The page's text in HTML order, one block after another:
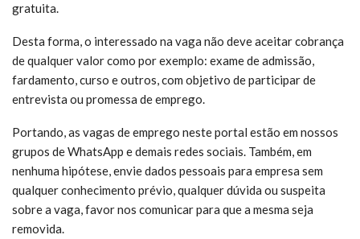
gratuita.
Desta forma, o interessado na vaga não deve aceitar cobrança
de qualquer valor como por exemplo: exame de admissão,
fardamento, curso e outros, com objetivo de participar de
entrevista ou promessa de emprego.
Portando, as vagas de emprego neste portal estão em nossos
grupos de WhatsApp e demais redes sociais. Também, em
nenhuma hipótese, envie dados pessoais para empresa sem
qualquer conhecimento prévio, qualquer dúvida ou suspeita
sobre a vaga, favor nos comunicar para que a mesma seja
removida.